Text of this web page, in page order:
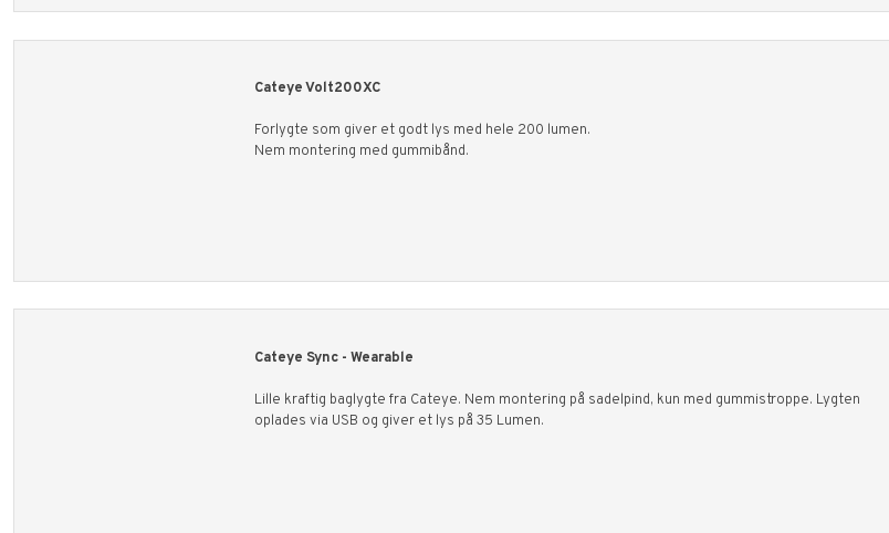
Cateye Volt200XC
Forlygte som giver et godt lys med hele 200 lumen.
Nem montering med gummibånd.
Cateye Sync - Wearable
Lille kraftig baglygte fra Cateye. Nem montering på sadelpind, kun med gummistroppe. Lygten
oplades via USB og giver et lys på 35 Lumen.